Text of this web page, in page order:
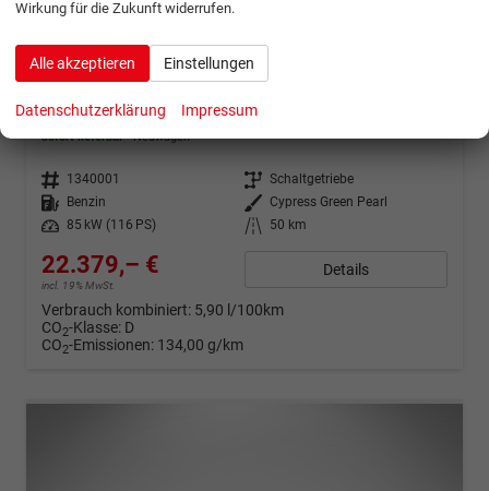
Trend 1.0 T-GDi 6MT
sofort lieferbar Neuwagen
Fahrzeugnr. 1340001 Getriebe Schaltgetriebe
Kraftstoff
Benzin Außenfarbe Cypress Green Pearl
Leistung
85 kW (116 PS) Kilometerstand 50 km
22.379,– €
incl. 19% MwSt.
Details
Verbrauch kombiniert: 5,90 l/100km
CO2-Klasse: D
CO2-Emissionen: 134,00 g/km
Wirkung für die Zukunft widerrufen.
Alle akzeptieren Einstellungen
Datenschutzerklärung Impressum